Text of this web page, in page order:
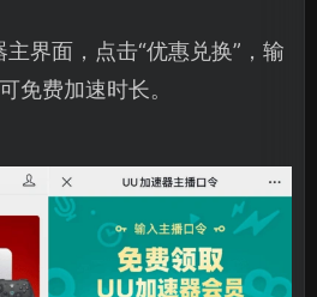
界面，点击“优惠兑换”，输
免费加速时长。